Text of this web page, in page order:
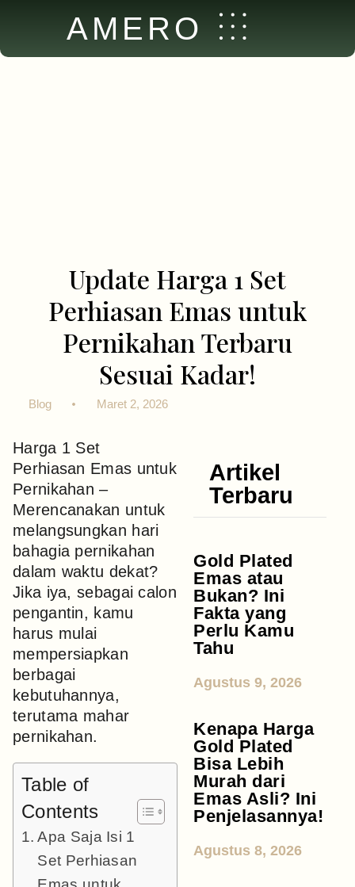
AMERO
Update Harga 1 Set
Perhiasan Emas untuk
Pernikahan Terbaru
Sesuai Kadar!
Blog Maret 2, 2026
Harga 1 Set
Perhiasan Emas untuk
Pernikahan –
Merencanakan untuk
melangsungkan hari
bahagia pernikahan
dalam waktu dekat?
Jika iya, sebagai calon
pengantin, kamu
harus mulai
mempersiapkan
berbagai
kebutuhannya,
terutama mahar
pernikahan.
Table of
Contents
Apa Saja Isi 1
Set Perhiasan
Artikel
Terbaru
Gold Plated
Emas atau
Bukan? Ini
Fakta yang
Perlu Kamu
Tahu
Agustus 9, 2026
Kenapa Harga
Gold Plated
Bisa Lebih
Murah dari
Emas Asli? Ini
Penjelasannya!
Agustus 8, 2026